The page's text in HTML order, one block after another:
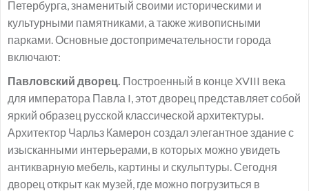
Петербурга, знаменитый своими историческими и
культурными памятниками, а также живописными
парками. Основные достопримечательности города
включают:
Павловский дворец. Построенный в конце XVIII века
для императора Павла I, этот дворец представляет собой
яркий образец русской классической архитектуры.
Архитектор Чарльз Камерон создал элегантное здание с
изысканными интерьерами, в которых можно увидеть
антикварную мебель, картины и скульптуры. Сегодня
дворец открыт как музей, где можно погрузиться в